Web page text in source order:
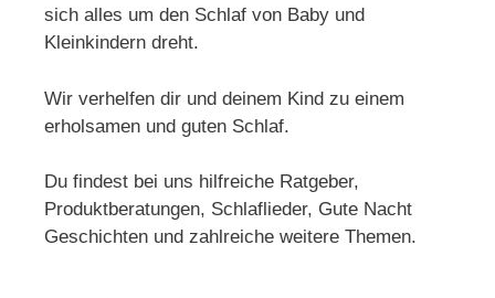
sich alles um den Schlaf von Baby und
Kleinkindern dreht.
Wir verhelfen dir und deinem Kind zu einem
erholsamen und guten Schlaf.
Du findest bei uns hilfreiche Ratgeber,
Produktberatungen, Schlaflieder, Gute Nacht
Geschichten und zahlreiche weitere Themen.